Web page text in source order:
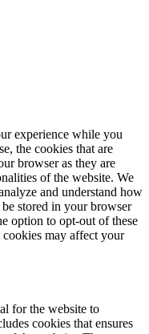
experience while you
the cookies that are
browser as they are
of the website. We
and understand how
stored in your browser
option to opt-out of these
may affect your
for the website to
cookies that ensures